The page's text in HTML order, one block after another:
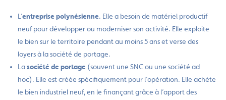
L’entreprise polynésienne. Elle a besoin de matériel productif
neuf pour développer ou moderniser son activité. Elle exploite
le bien sur le territoire pendant au moins 5 ans et verse des
loyers à la société de portage.
Lasociété de portage (souvent une SNC ou une société ad
hoc). Elle est créée spécifiquement pour l’opération. Elle achète
le bien industriel neuf, en le finançant grâce à l’apport des